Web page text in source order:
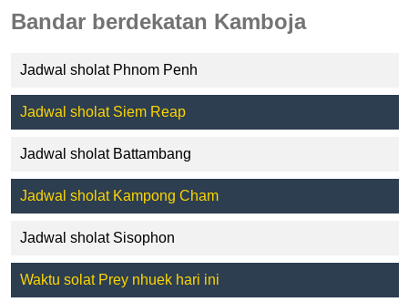
Bandar berdekatan Kamboja
Jadwal sholat Phnom Penh
Jadwal sholat Siem Reap
Jadwal sholat Battambang
Jadwal sholat Kampong Cham
Jadwal sholat Sisophon
Waktu solat Prey nhuek hari ini